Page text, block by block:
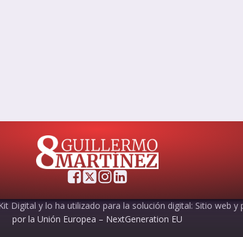
Digital y lo ha utilizado para la solución digital: Sitio web
por la Unión Europea – NextGeneration EU